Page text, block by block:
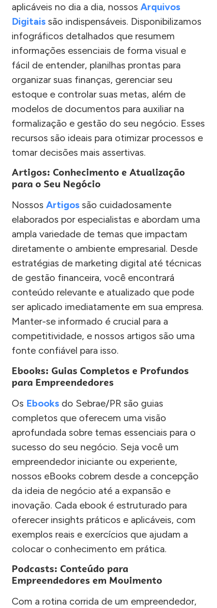
aplicáveis no dia a dia, nossos Arquivos
Digitais são indispensáveis. Disponibilizamos
infográficos detalhados que resumem
informações essenciais de forma visual e
fácil de entender, planilhas prontas para
organizar suas finanças, gerenciar seu
estoque e controlar suas metas, além de
modelos de documentos para auxiliar na
formalização e gestão do seu negócio. Esses
recursos são ideais para otimizar processos e
tomar decisões mais assertivas.
Artigos: Conhecimento e Atualização
para o Seu Negócio
Nossos Artigos são cuidadosamente
elaborados por especialistas e abordam uma
ampla variedade de temas que impactam
diretamente o ambiente empresarial. Desde
estratégias de marketing digital até técnicas
de gestão financeira, você encontrará
conteúdo relevante e atualizado que pode
ser aplicado imediatamente em sua empresa.
Manter-se informado é crucial para a
competitividade, e nossos artigos são uma
fonte confiável para isso.
Ebooks: Guias Completos e Profundos
para Empreendedores
Os Ebooks do Sebrae/PR são guias
completos que oferecem uma visão
aprofundada sobre temas essenciais para o
sucesso do seu negócio. Seja você um
empreendedor iniciante ou experiente,
nossos eBooks cobrem desde a concepção
da ideia de negócio até a expansão e
inovação. Cada ebook é estruturado para
oferecer insights práticos e aplicáveis, com
exemplos reais e exercícios que ajudam a
colocar o conhecimento em prática.
Podcasts: Conteúdo para
Empreendedores em Movimento
Com a rotina corrida de um empreendedor,